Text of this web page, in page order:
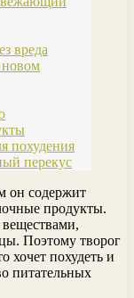
вреда
похудения
перекус
он содержит
продукты.
Поэтому творог
хочет похудеть и
питательных